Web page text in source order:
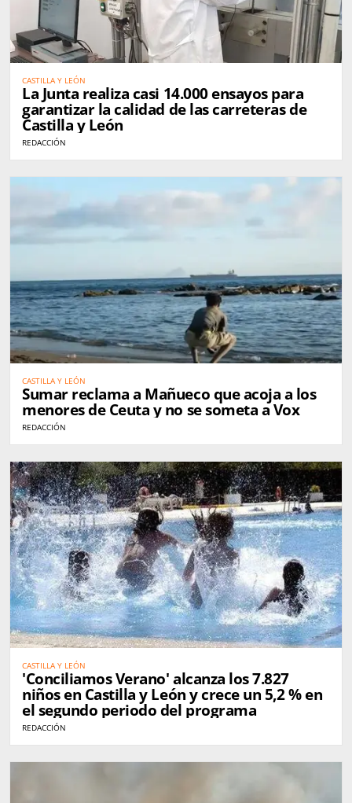
CASTILLA Y LEÓN
La Junta realiza casi 14.000 ensayos para
garantizar la calidad de las carreteras de
Castilla y León
REDACCIÓN
CASTILLA Y LEÓN
Sumar reclama a Mañueco que acoja a los
menores de Ceuta y no se someta a Vox
REDACCIÓN
CASTILLA Y LEÓN
'Conciliamos Verano' alcanza los 7.827
niños en Castilla y León y crece un 5,2 % en
el segundo periodo del programa
REDACCIÓN